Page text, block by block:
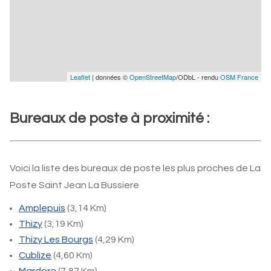
Leaflet | données ©OpenStreetMap/ODbL - renduOSM France
Bureaux de poste à proximité :
Voici la liste des bureaux de poste les plus proches de La
Poste Saint Jean La Bussiere
Amplepuis (3,14 Km)
Thizy(3,19 Km)
Thizy Les Bourgs (4,29 Km)
Cublize (4,60 Km)